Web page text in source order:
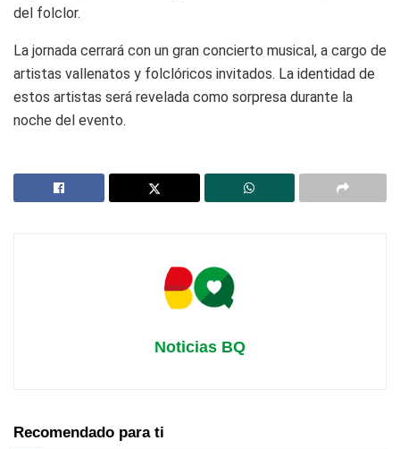
del folclor.
La jornada cerrará con un gran concierto musical, a cargo de
artistas vallenatos y folclóricos invitados. La identidad de
estos artistas será revelada como sorpresa durante la
noche del evento.
Noticias BQ
Recomendado para ti